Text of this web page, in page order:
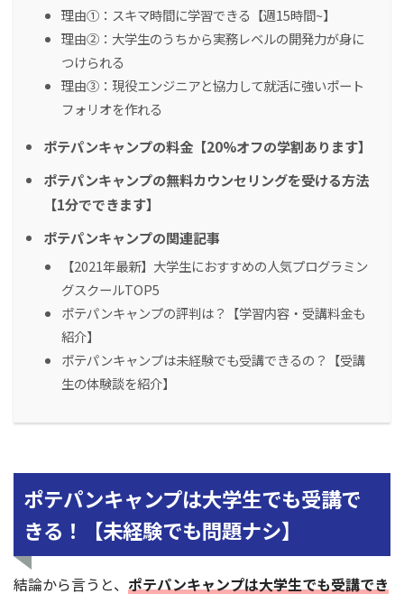
理由①：スキマ時間に学習できる【週15時間~】
理由②：大学生のうちから実務レベルの開発力が身に
つけられる
理由③：現役エンジニアと協力して就活に強いポート
フォリオを作れる
ポテパンキャンプの料金【20%オフの学割あります】
ポテパンキャンプの無料カウンセリングを受ける方法
【1分でできます】
ポテパンキャンプの関連記事
【2021年最新】大学生におすすめの人気プログラミン
グスクールTOP5
ポテパンキャンプの評判は？【学習内容・受講料金も
紹介】
ポテパンキャンプは未経験でも受講できるの？【受講
生の体験談を紹介】
ポテパンキャンプは大学生でも受講で
きる！【未経験でも問題ナシ】
結論から言うと、 ポテパンキャンプは大学生でも受講でき